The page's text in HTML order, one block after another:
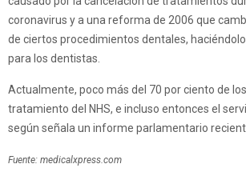
coronavirus y a una reforma de 2006 que
de ciertos procedimientos dentales,
para los dentistas.
Actualmente, poco más del 70 por ciento de
tratamiento del NHS, e incluso entonces el
según señala un informe parlamentario
Fuente: medicalxpress.com